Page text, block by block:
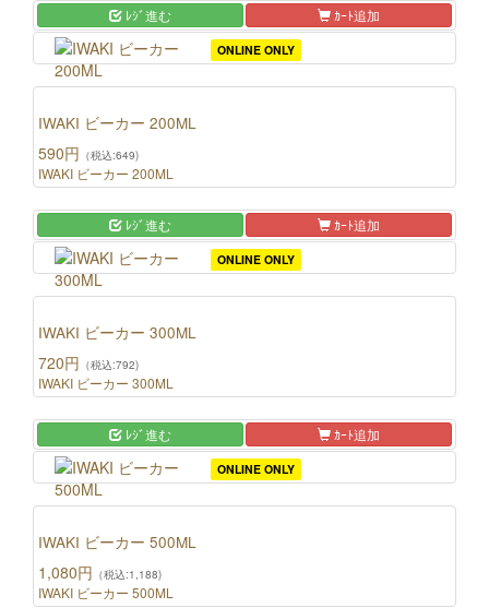
ﾚｼﾞ進む ｶｰﾄ追加
ONLINE ONLY
IWAKI ビーカー 200ML
590円 （税込:649)
IWAKI ビーカー 200ML
ﾚｼﾞ進む ｶｰﾄ追加
ONLINE ONLY
IWAKI ビーカー 300ML
720円 （税込:792)
IWAKI ビーカー 300ML
ﾚｼﾞ進む ｶｰﾄ追加
ONLINE ONLY
IWAKI ビーカー 500ML
1,080円 （税込:1,188)
IWAKI ビーカー 500ML